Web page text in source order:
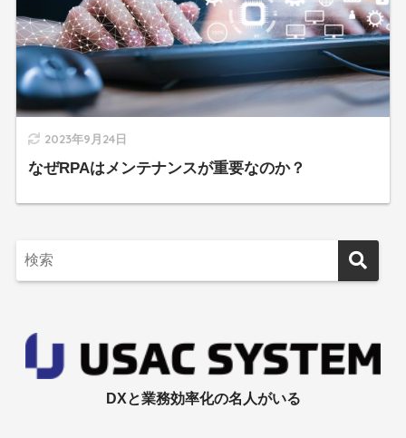
2023年9月24日
なぜRPAはメンテナンスが重要なのか？
DXと業務効率化の名人がいる